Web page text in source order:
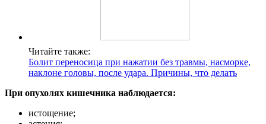
Читайте также:
Болит переносица при нажатии без травмы, насморке,
наклоне головы, после удара. Причины, что делать
При опухолях кишечника наблюдается:
истощение;